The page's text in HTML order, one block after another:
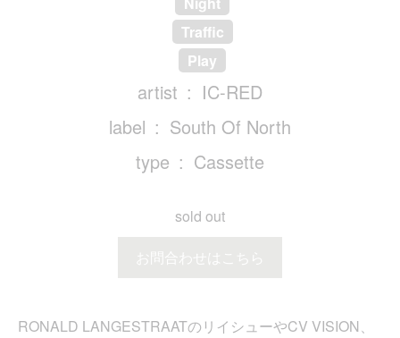
Traffic
Play
artist
IC-RED
label
South Of North
type
Cassette
sold out
お問合わせはこちら
RONALD LANGESTRAATのリイシューやCV VISION、